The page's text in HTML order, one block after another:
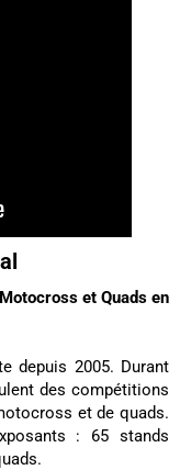
et Quads en
depuis 2005. Durant
des compétitions
et de quads.
: 65 stands